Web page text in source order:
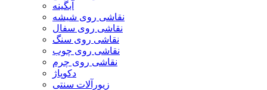
آبگینه
نقاشی روی شیشه
نقاشی روی سفال
نقاشی روی سنگ
نقاشی روی چوب
نقاشی روی چرم
دکوپاژ
زیورآلات سنتی